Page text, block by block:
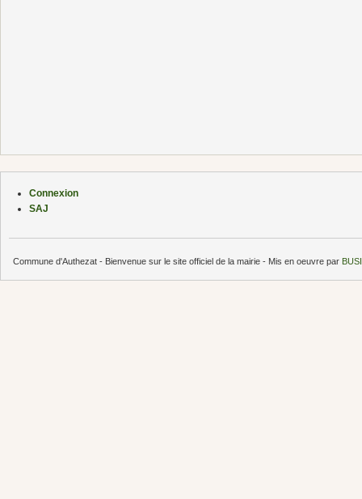
Connexion
SAJ
Commune d'Authezat - Bienvenue sur le site officiel de la mairie - Mis en oeuvre par